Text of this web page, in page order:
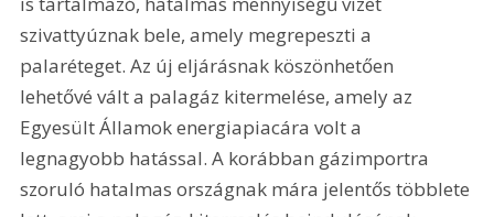
szivattyúznak bele, amely megrepeszti a
palaréteget. Az új eljárásnak köszönhetően
lehetővé vált a palagáz kitermelése, amely az
Egyesült Államok energiapiacára volt a
legnagyobb hatással. A korábban gázimportra
szoruló hatalmas országnak mára jelentős többlete